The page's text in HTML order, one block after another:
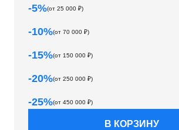
-5%(от 25 000 ₽)
-10%(от 70 000 ₽)
-15%(от 150 000 ₽)
-20%(от 250 000 ₽)
-25%(от 450 000 ₽)
В КОРЗИНУ